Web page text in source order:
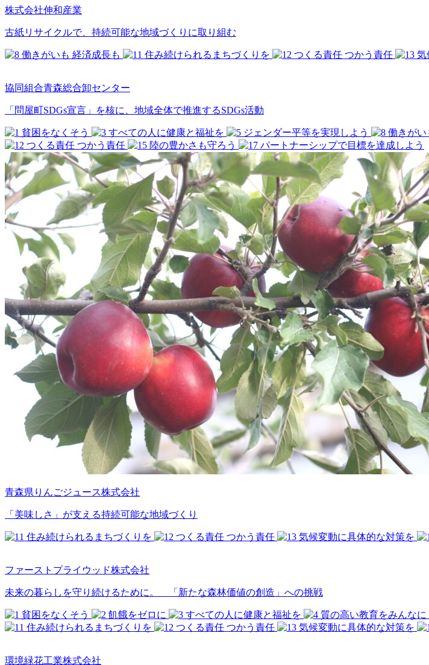
株式会社伸和産業
古紙リサイクルで、持続可能な地域づくりに取り組む
協同組合青森総合卸センター
「問屋町SDGs宣言」を核に、地域全体で推進するSDGs活動
青森県りんごジュース株式会社
「美味しさ」が支える持続可能な地域づくり
ファーストプライウッド株式会社
未来の暮らしを守り続けるために。 「新たな森林価値の創造」への挑戦
環境緑花工業株式会社